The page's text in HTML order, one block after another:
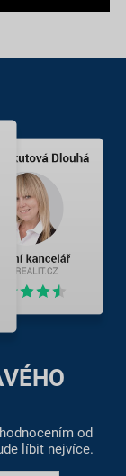
od
líbit nejvíce.